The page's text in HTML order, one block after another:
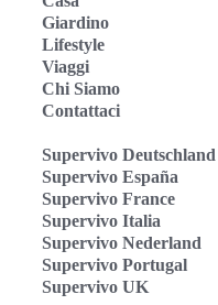
Giardino
Lifestyle
Viaggi
Chi Siamo
Contattaci
Supervivo Deutschland
Supervivo España
Supervivo France
Supervivo Italia
Supervivo Nederland
Supervivo Portugal
Supervivo UK